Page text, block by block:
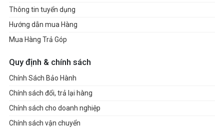
Thông tin tuyển dụng
Hướng dẫn mua Hàng
Mua Hàng Trả Góp
Quy định & chính sách
Chính Sách Bảo Hành
Chính sách đổi, trả lại hàng
Chính sách cho doanh nghiệp
Chính sách vận chuyển